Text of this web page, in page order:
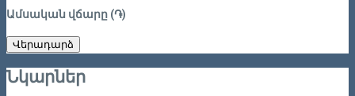
Ամսական վճարը (֏)
Վերադարձ
Նկարներ